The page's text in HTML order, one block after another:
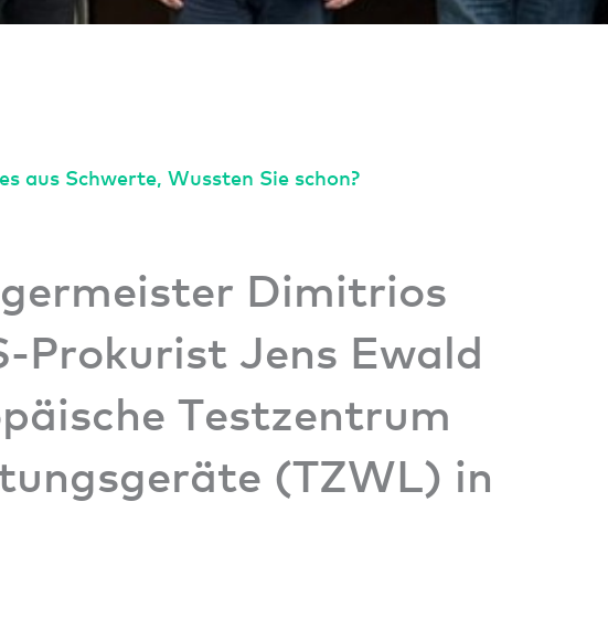
aus Schwerte Wussten Sie schon?
Dimitrios
Prokurist Jens Ewald
Testzentrum
(TZWL) in